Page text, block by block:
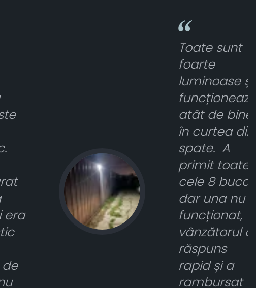
era
Toate sunt
foarte
luminoase și
atât de bine
în curtea din
spate. A
primit toate
cele 8
dar una nu a
funcționat,
vânzătorul a
răspuns
rapid și a
rambursat